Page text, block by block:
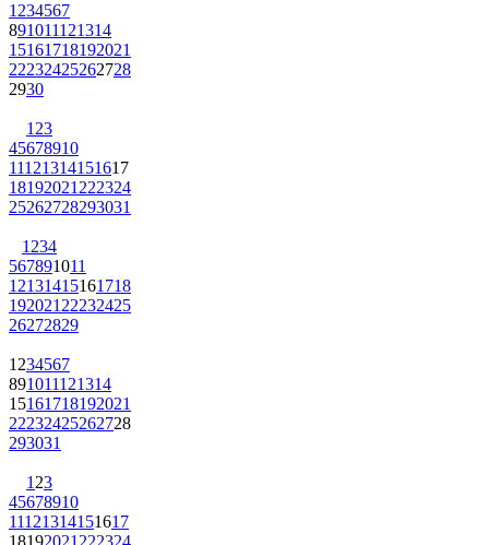
1234567
891011121314
15161718192021
22232425262728
2930
123
45678910
11121314151617
18192021222324
25262728293031
1234
567891011
12131415161718
19202122232425
26272829
1234567
891011121314
15161718192021
22232425262728
293031
123
45678910
11121314151617